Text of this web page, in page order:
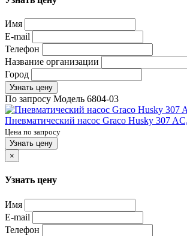
Имя
E-mail
Телефон
Название организации
Город
Узнать цену
По запросу Модель 6804-03
Пневматический насос Graco Husky 307
Цена по запросу
Узнать цену
×
Узнать цену
Имя
E-mail
Телефон